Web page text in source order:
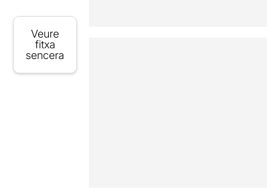
Veure
fitxa
sencera